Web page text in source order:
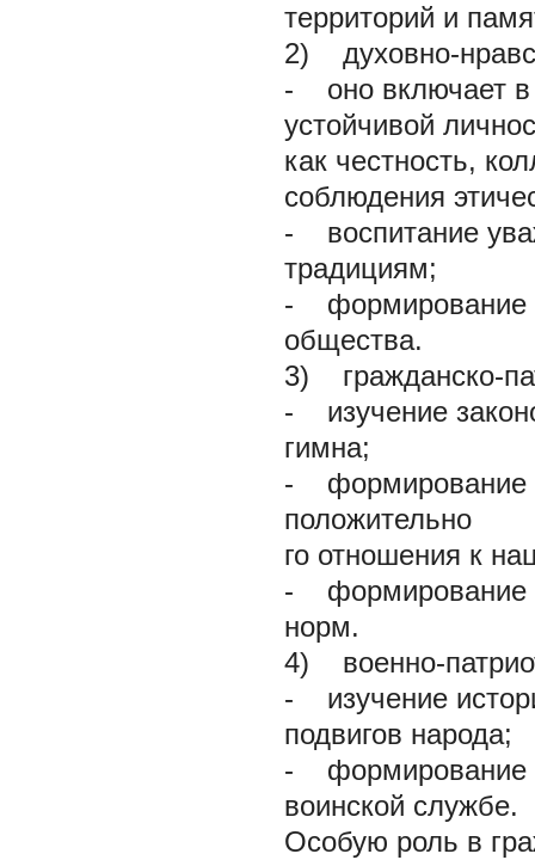
территорий и
2) духовно-
-
оно включает в
устойчивой
как честность,
соблюдения
-
воспитание
традициям;
-
формирование
общества.
3) гражданско-
-
изучение
гимна;
-
формирование
положительно
го отношения к
-
формирование
норм.
4) военно-
-
изучение
подвигов народа;
-
формирование
воинской службе.
Особую роль в